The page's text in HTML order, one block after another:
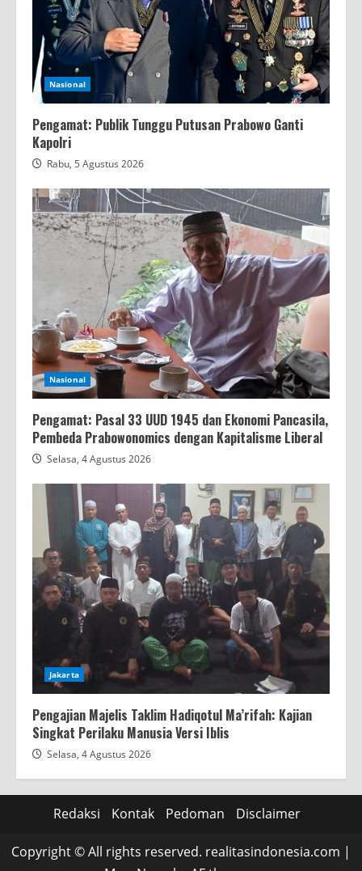
Nasional
Pengamat: Publik Tunggu Putusan Prabowo Ganti
Kapolri
Rabu, 5 Agustus 2026
Nasional
Pengamat: Pasal 33 UUD 1945 dan Ekonomi Pancasila,
Pembeda Prabowonomics dengan Kapitalisme Liberal
Selasa, 4 Agustus 2026
Jakarta
Pengajian Majelis Taklim Hadiqotul Ma’rifah: Kajian
Singkat Perilaku Manusia Versi Iblis
Selasa, 4 Agustus 2026
Redaksi Kontak Pedoman Disclaimer
Copyright © All rights reserved. realitasindonesia.com |